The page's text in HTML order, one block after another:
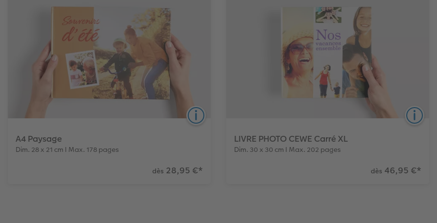
A4 Paysage
Dim. 28 x 21 cm I Max. 178 pages
dès 28,95 €*
LIVRE PHOTO CEWE Carré XL
Dim. 30 x 30 cm I Max. 202 pages
dès 46,95 €*